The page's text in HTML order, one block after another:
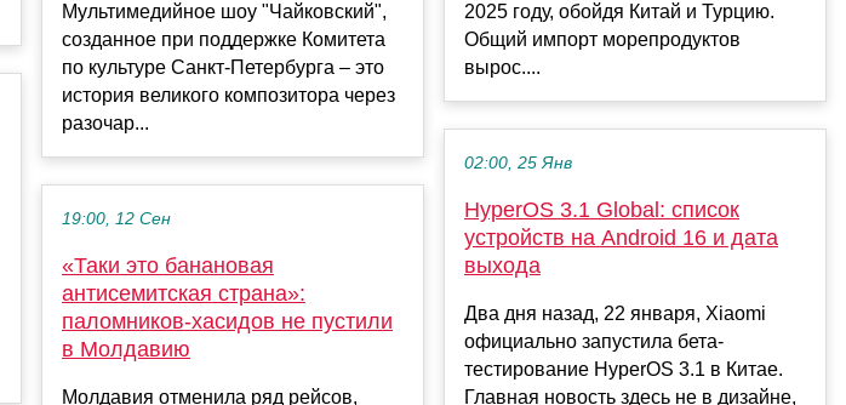
Мультимедийное шоу "Чайковский",
созданное при поддержке Комитета
по культуре Санкт-Петербурга – это
история великого композитора через
разочар...
19:00, 12 Сен
«Таки это банановая
антисемитская страна»:
паломников-хасидов не пустили
в Молдавию
Молдавия отменила ряд рейсов,
2025 году, обойдя Китай и Турцию.
Общий импорт морепродуктов
вырос....
02:00, 25 Янв
HyperOS 3.1 Global: список
устройств на Android 16 и дата
выхода
Два дня назад, 22 января, Xiaomi
официально запустила бета-
тестирование HyperOS 3.1 в Китае.
Главная новость здесь не в дизайне,